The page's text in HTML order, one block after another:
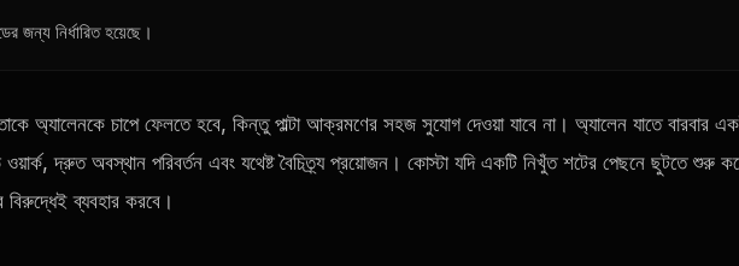
জন্য নির্ধারিত হয়েছে।
অ্যালেনকে চাপে ফেলতে হবে, কিন্তু পাল্টা আক্রমণের সহজ সুযোগ দেওয়া যাবে না। অ্যালেন যাতে বারবার
দ্রুত অবস্থান পরিবর্তন এবং যথেষ্ট বৈচিত্র্য প্রয়োজন। কোস্টা যদি একটি নিখুঁত শটের পেছনে ছুটতে শুরু
ব্যবহার করবে।